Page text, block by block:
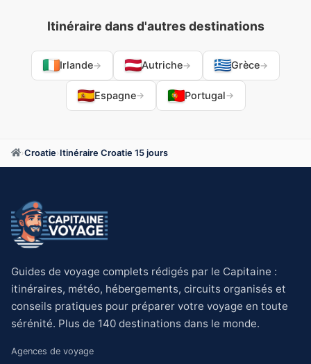
Itinéraire dans d'autres destinations
Irlande→ Autriche→ Grèce→
Espagne→ Portugal →
›Croatie› Itinéraire Croatie 15 jours
Guides de voyage complets rédigés par le Capitaine :
itinéraires, météo, hébergements, circuits organisés et
conseils pratiques pour préparer votre voyage en toute
sérénité. Plus de 140 destinations dans le monde.
Agences de voyage